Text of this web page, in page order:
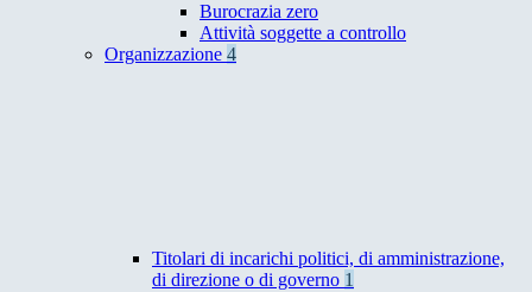
Burocrazia zero
Attività soggette a controllo
Organizzazione 4
Titolari di incarichi politici, di amministrazione,
di direzione o di governo 1